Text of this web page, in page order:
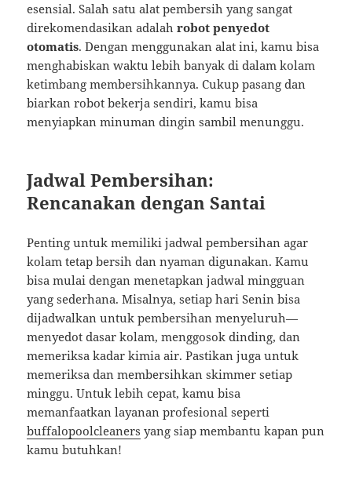
esensial. Salah satu alat pembersih yang sangat
direkomendasikan adalahrobot penyedot
otomatis. Dengan menggunakan alat ini, kamu bisa
menghabiskan waktu lebih banyak di dalam kolam
ketimbang membersihkannya. Cukup pasang dan
biarkan robot bekerja sendiri, kamu bisa
menyiapkan minuman dingin sambil menunggu.
Jadwal Pembersihan:
Rencanakan dengan Santai
Penting untuk memiliki jadwal pembersihan agar
kolam tetap bersih dan nyaman digunakan. Kamu
bisa mulai dengan menetapkan jadwal mingguan
yang sederhana. Misalnya, setiap hari Senin bisa
dijadwalkan untuk pembersihan menyeluruh—
menyedot dasar kolam, menggosok dinding, dan
memeriksa kadar kimia air. Pastikan juga untuk
memeriksa dan membersihkan skimmer setiap
minggu. Untuk lebih cepat, kamu bisa
memanfaatkan layanan profesional seperti
buffalopoolcleaners yang siap membantu kapan pun
kamu butuhkan!